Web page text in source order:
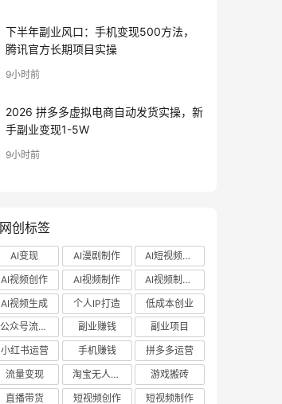
下半年副业风口：手机变现500方法，
腾讯官方长期项目实操
9小时前
2026 拼多多虚拟电商自动发货实操，新
手副业变现1-5W
9小时前
网创标签
AI变现 AI漫剧制作
AI短视频制作
AI视频创作
AI视频制作
AI视频制作教程
AI视频生成
个人IP打造
低成本创业
公众号流量主
副业赚钱
副业项目
小红书运营
手机赚钱
拼多多运营
流量变现
淘宝无人直播
游戏搬砖
直播带货
短视频创作
短视频制作